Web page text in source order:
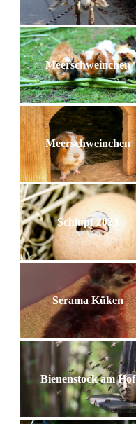
Meerschweinchen
Meerschweinchen
Schlupf 2023
Serama Küken
Bienenstock am Hof